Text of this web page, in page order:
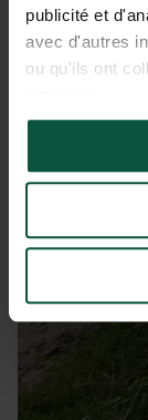
publicité et
avec d'autres
ou qu'ils ont